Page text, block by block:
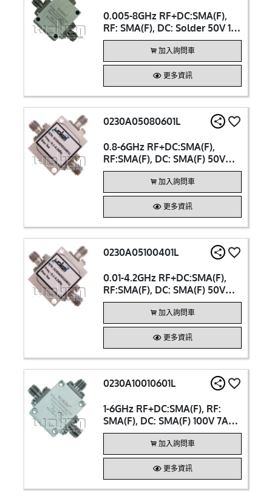
0.005-8GHz RF+DC:SMA(F),
RF: SMA(F), DC: Solder 50V 1A
Bias Tee
加入詢問車
更多資訊
0230A05080601L
0.8-6GHz RF+DC:SMA(F),
RF:SMA(F), DC: SMA(F) 50V
250mA Bias Tee
加入詢問車
更多資訊
0230A05100401L
0.01-4.2GHz RF+DC:SMA(F),
RF:SMA(F), DC: SMA(F) 50V
200mA Bias Tee
加入詢問車
更多資訊
0230A10010601L
1-6GHz RF+DC:SMA(F), RF:
SMA(F), DC: SMA(F) 100V 7A
Bias Tee
加入詢問車
更多資訊